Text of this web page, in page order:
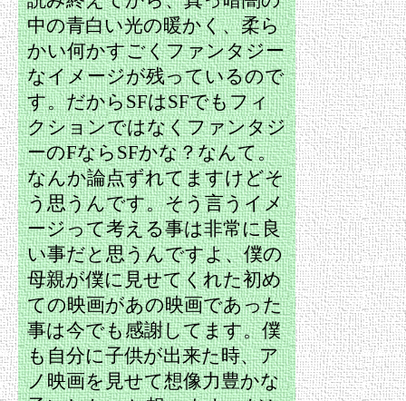
中の青白い光の暖かく、柔ら
かい何かすごくファンタジー
なイメージが残っているので
す。だからSFはSFでもフィ
クションではなくファンタジ
ーのFならSFかな？なんて。
なんか論点ずれてますけどそ
う思うんです。そう言うイメ
ージって考える事は非常に良
い事だと思うんですよ、僕の
母親が僕に見せてくれた初め
ての映画があの映画であった
事は今でも感謝してます。僕
も自分に子供が出来た時、ア
ノ映画を見せて想像力豊かな